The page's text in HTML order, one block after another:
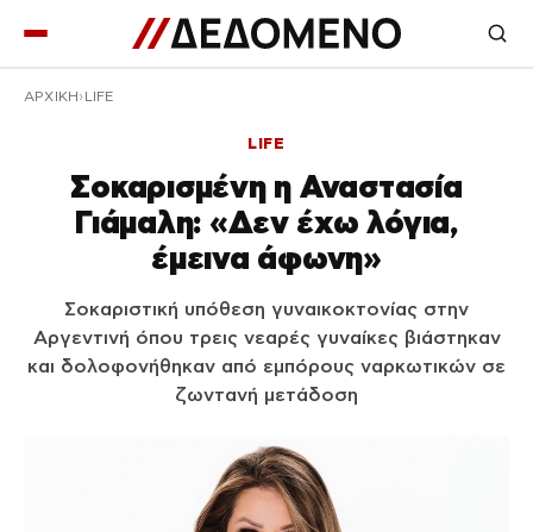
ΑΡΧΙΚΉ LIFE
LIFE
Σοκαρισμένη η Αναστασία
Γιάμαλη: «Δεν έχω λόγια,
έμεινα άφωνη»
Σοκαριστική υπόθεση γυναικοκτονίας στην
Αργεντινή όπου τρεις νεαρές γυναίκες βιάστηκαν
και δολοφονήθηκαν από εμπόρους ναρκωτικών σε
ζωντανή μετάδοση